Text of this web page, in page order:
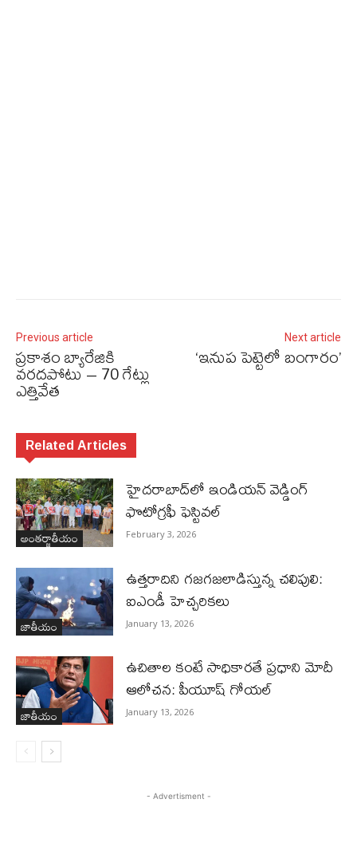
Previous article
ప్రకాశం బ్యారేజికి
వరదపోటు – 70 గేట్లు
ఎత్తివేత
Next article
‘ఇనుప పెట్టెలో బంగారం’
Related Articles
అంతర్జాతీయం
హైదరాబాద్‌లో ఇండియన్ వెడ్డింగ్
ఫొటోగ్రఫీ ఫెస్టివల్
February 3, 2026
జాతీయం
ఉత్తరాదిని గజగజలాడిస్తున్న చలిపులి:
ఐఎండీ హెచ్చరికలు
January 13, 2026
జాతీయం
ఉచితాల కంటే సాధికారతే ప్రధాని మోదీ
ఆలోచన: పీయూష్ గోయల్
January 13, 2026
- Advertisment -